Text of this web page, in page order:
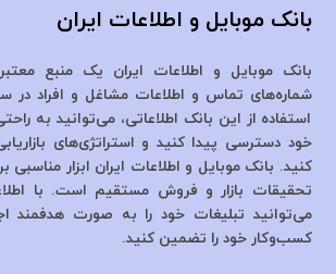
بانک موبایل و اطلاعات ایران
بانک موبایل و اطلاعات ایران یک منبع
شماره‌های تماس و اطلاعات مشاغل و افراد در
استفاده از این بانک اطلاعاتی، می‌توانید به
خود دسترسی پیدا کنید و استراتژی‌های
کنید. بانک موبایل و اطلاعات ایران ابزار مناسبی
تحقیقات بازار و فروش مستقیم است. با
می‌توانید تبلیغات خود را به صورت هدفمند
کسب‌وکار خود را تضمین کنید.